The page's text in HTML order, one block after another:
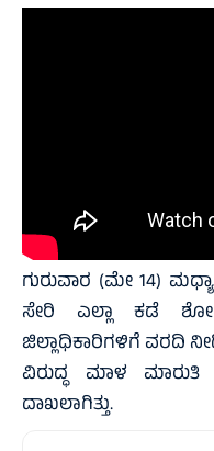
ಗುರುವಾರ (ಮೇ 14)
ಸೇರಿ ಎಲ್ಲಾ ಕಡೆ
ಜಿಲ್ಲಾಧಿಕಾರಿಗಳಿಗೆ ವರದಿ
ವಿರುದ್ಧ ಮಾಳ
ದಾಖಲಾಗಿತ್ತು.